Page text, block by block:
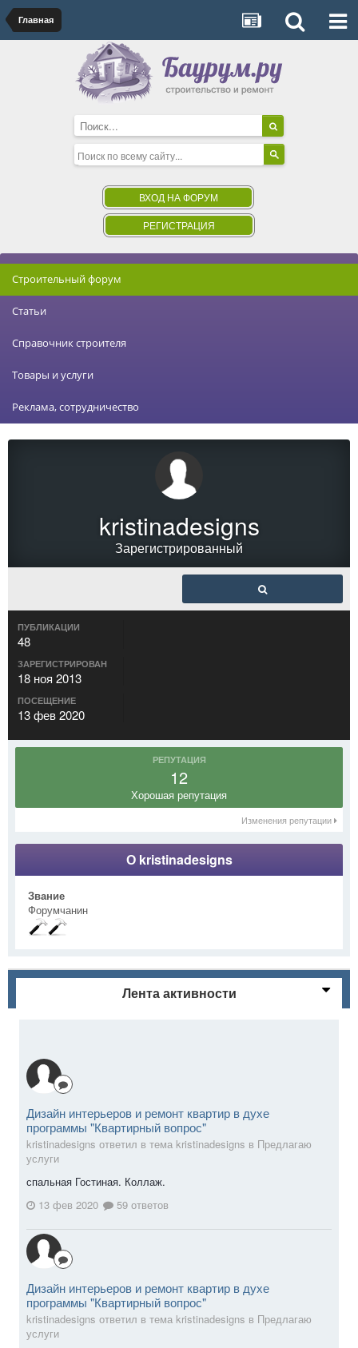
Главная
ВХОД НА ФОРУМ
РЕГИСТРАЦИЯ
Строительный форум
Статьи
Справочник строителя
Товары и услуги
Реклама, сотрудничество
kristinadesigns
Зарегистрированный
ПУБЛИКАЦИИ
48
ЗАРЕГИСТРИРОВАН
18 ноя 2013
ПОСЕЩЕНИЕ
13 фев 2020
РЕПУТАЦИЯ
12
Хорошая репутация
Изменения репутации
О kristinadesigns
Звание
Форумчанин
Лента активности
Дизайн интерьеров и ремонт квартир в духе
программы "Квартирный вопрос"
kristinadesigns ответил в тема kristinadesigns в Предлагаю
услуги
спальная Гостиная. Коллаж.
13 фев 2020
59 ответов
Дизайн интерьеров и ремонт квартир в духе
программы "Квартирный вопрос"
kristinadesigns ответил в тема kristinadesigns в Предлагаю
услуги